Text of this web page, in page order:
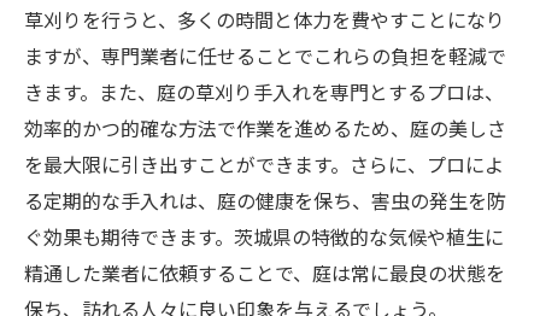
草刈りを行うと、多くの時間と体力を費やすことになり
ますが、専門業者に任せることでこれらの負担を軽減で
きます。また、庭の草刈り手入れを専門とするプロは、
効率的かつ的確な方法で作業を進めるため、庭の美しさ
を最大限に引き出すことができます。さらに、プロによ
る定期的な手入れは、庭の健康を保ち、害虫の発生を防
ぐ効果も期待できます。茨城県の特徴的な気候や植生に
精通した業者に依頼することで、庭は常に最良の状態を
保ち、訪れる人々に良い印象を与えるでしょう。